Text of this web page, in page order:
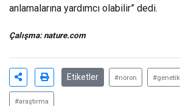
anlamalarına yardımcı olabilir” dedi.
Çalışma: nature.com
Etiketler #nöron #genetik
#araştırma